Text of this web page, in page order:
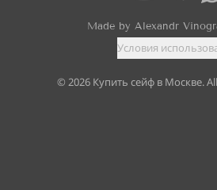
Условия
© 2026Купить сейф в Москве.
Made by Alexandr